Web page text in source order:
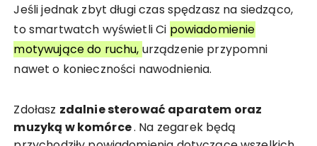
Jeśli jednak zbyt długi czas spędzasz na siedząco,
to smartwatch wyświetli Ci powiadomienie
motywujące do ruchu, urządzenie przypomni
nawet o konieczności nawodnienia.
Zdołasz zdalnie sterować aparatem oraz
muzyką w komórce. Na zegarek będą